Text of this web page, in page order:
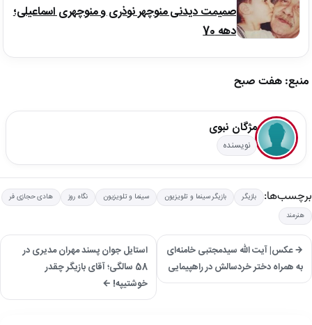
صمیمت دیدنی منوچهر نوذری و منوچهری اسماعیلی؛
دهه 70
منبع: هفت صبح
مژگان نبوی
نویسنده
برچسب‌ها: بازیگر بازیگر سینما و تلویزیون سینما و تلویزیون نگاه روز
هادی حجازی فر
هنرمند
→ عکس| آیت الله سیدمجتبی خامنه‌ای
به همراه دختر خردسالش در راهپیمایی
استایل جوان پسند مهران مدیری در
58 سالگی؛ آقای بازیگر چقدر
خوشتیپه! ←